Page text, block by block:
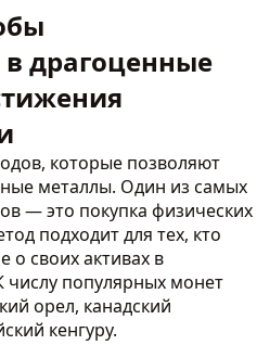
драгоценные
которые позволяют
металлы. Один из самых
— это покупка физических
подходит для тех, кто
о своих активах в
популярных монет
орел, канадский
кенгуру.